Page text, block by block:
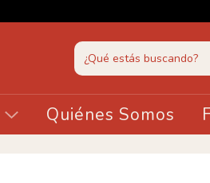
Quiénes Somos